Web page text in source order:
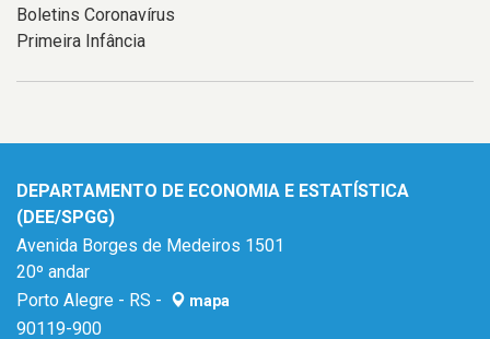
Boletins Coronavírus
Primeira Infância
DEPARTAMENTO DE ECONOMIA E ESTATÍSTICA
(DEE/SPGG)
Avenida Borges de Medeiros 1501
20º andar
Porto Alegre - RS -
mapa
90119-900